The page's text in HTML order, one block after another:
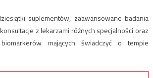
suplementów, zaawansowane badania
z lekarzami różnych specjalności oraz
mających świadczyć o tempie